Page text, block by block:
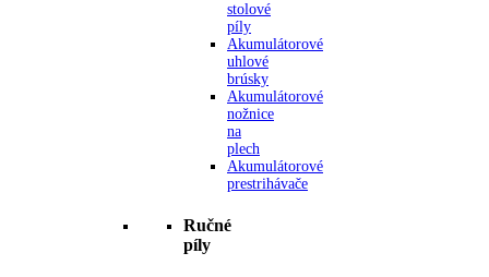
stolové
píly
Akumulátorové
uhlové
brúsky
Akumulátorové
nožnice
na
plech
Akumulátorové
prestrihávače
Ručné
píly